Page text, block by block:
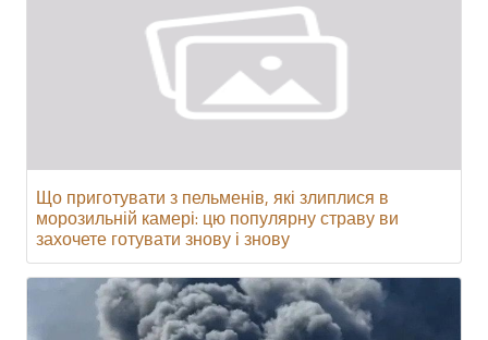
Що приготувати з пельменів, які злиплися в
морозильній камері: цю популярну страву ви
захочете готувати знову і знову